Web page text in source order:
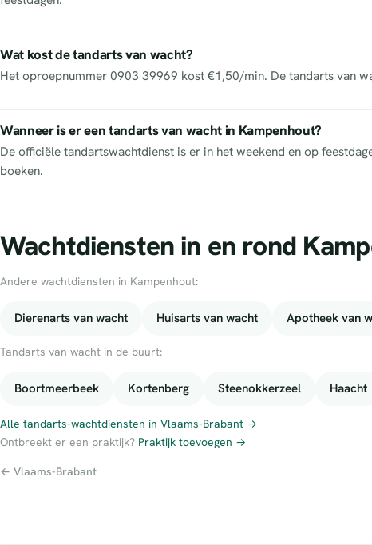
Wat kost de tandarts van wacht?
Het oproepnummer 0903 39969 kost €1,50/min. De tandarts van
Wanneer is er een tandarts van wacht in Kampenhout?
De officiële tandartswachtdienst is er in het weekend en op
boeken.
Wachtdiensten in en rond
Andere wachtdiensten in Kampenhout:
Dierenarts van wacht Huisarts van wacht Apotheek van
Tandarts van wacht in de buurt:
Boortmeerbeek Kortenberg Steenokkerzeel Haacht
Alle tandarts-wachtdiensten in Vlaams-Brabant →
Ontbreekt er een praktijk? Praktijk toevoegen →
← Vlaams-Brabant